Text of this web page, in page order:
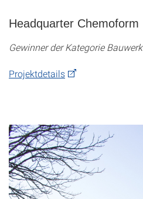
Headquarter Chemoform
Gewinner der Kategorie Bauwerk
Projektdetails